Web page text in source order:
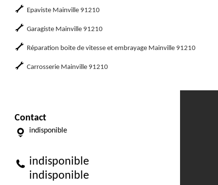
Epaviste Mainville 91210
Garagiste Mainville 91210
Réparation boite de vitesse et embrayage Mainville 91210
Carrosserie Mainville 91210
Contact
indisponible
indisponible
indisponible